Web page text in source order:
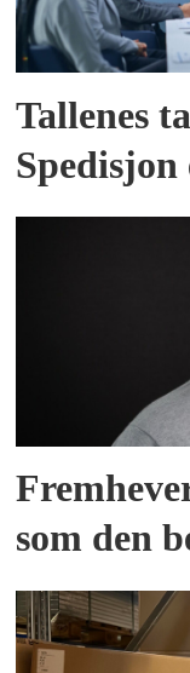
Tallenes
som den